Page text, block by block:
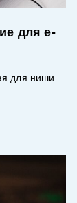
для e-
для ниши